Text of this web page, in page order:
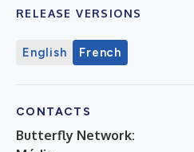
RELEASE VERSIONS
English French
CONTACTS
Butterfly Network: